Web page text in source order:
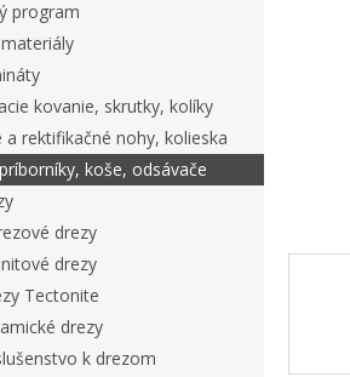
program
kovanie, skrutky, kolíky
a rektifikačné nohy, kolieska
koše, odsávače
drezy
drezy
Tectonite
drezy
k drezom